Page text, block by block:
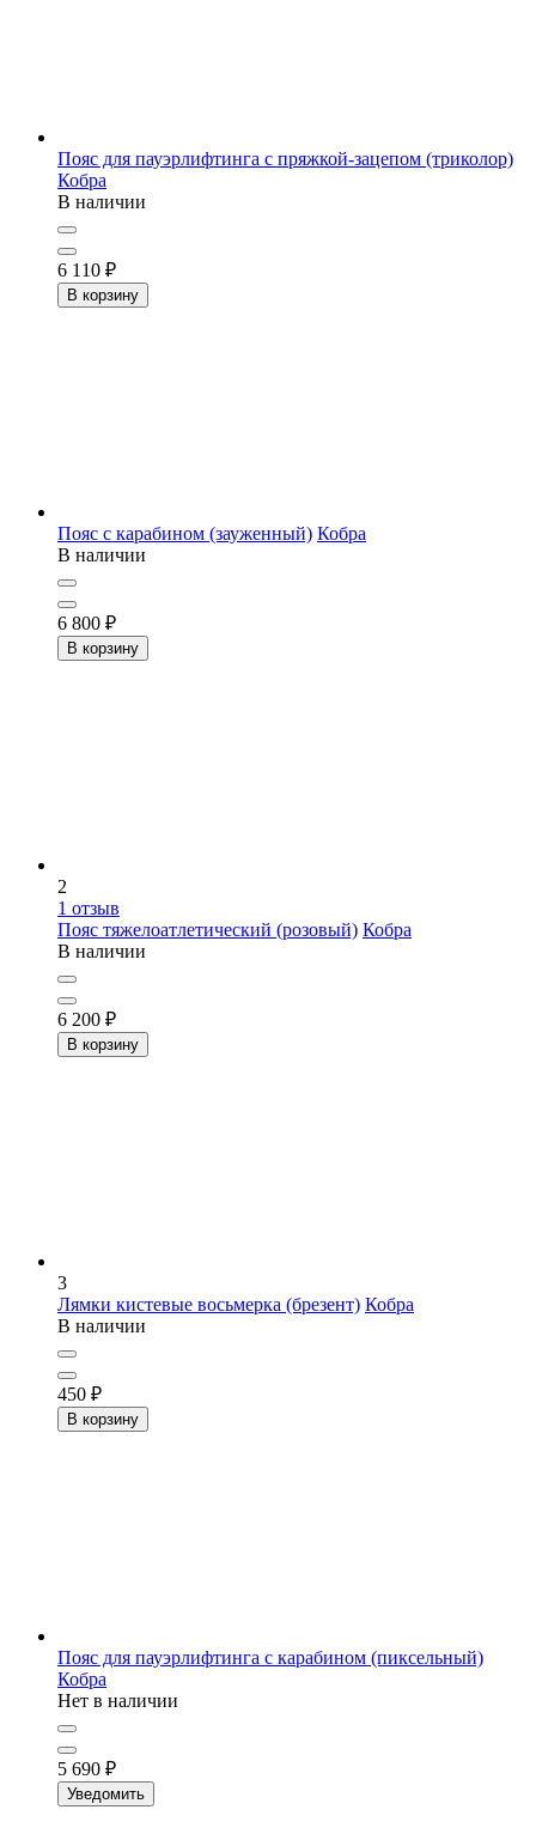
Пояс для пауэрлифтинга с пряжкой-зацепом (триколор)
Кобра
В наличии
6 110 ₽
В корзину
Пояс c карабином (зауженный) Кобра
В наличии
6 800 ₽
В корзину
2
1 отзыв
Пояс тяжелоатлетический (розовый) Кобра
В наличии
6 200 ₽
В корзину
3
Лямки кистевые восьмерка (брезент) Кобра
В наличии
450 ₽
В корзину
Пояс для пауэрлифтинга с карабином (пиксельный)
Кобра
Нет в наличии
5 690 ₽
Уведомить